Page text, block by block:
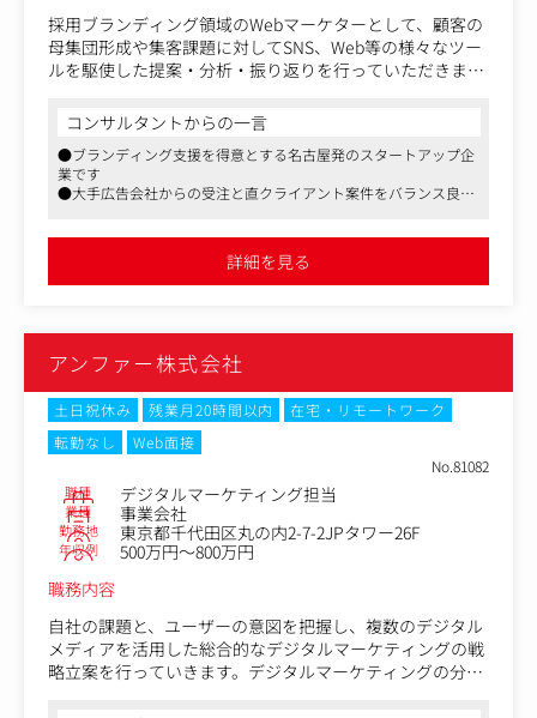
採用ブランディング領域のWebマーケターとして、顧客の
母集団形成や集客課題に対してSNS、Web等の様々なツー
ルを駆使した提案・分析・振り返りを行っていただきま
＜業務詳細＞
・Web広告の企画・運用・改善
・Google Analyticsなどを活用したアクセス解析
・採用サイト・コーポレートサイト・LPの改善提案
・SNSやWEBメディアを活用した集客施策の立案
・クライアントへのレポート作成・改善提案
・採用・広報・ブランディング領域におけるマーケティン
グ戦略の設計
単に数字を見るだけではなく、「なぜ応募につながらない
のか」「どんなメッセージならターゲットに届くのか」
「どの導線を改善すれば成果が上がるのか」を考えなが
ら、クリエイティブとマーケティングの両面から成果を追
求します。
コンサルタントからの一言
●ブランディング支援を得意とする名古屋発のスタートアップ企
業です
●大手広告会社からの受注と直クライアント案件をバランス良く
●代表や役員は地場では有力なプロダクション、代理店を経て加
入した幅広い知見をもつ優秀なディレクターばかりです
詳細を見る
アンファー株式会社
土日祝休み 残業月20時間以内
在宅・リモートワーク
転勤なし
Web面接
No.81082
職種 デジタルマーケティング担当
業種 事業会社
勤務地 東京都千代田区丸の内2-7-2JPタワー26F
年収例
500万円～800万円
職務内容
自社の課題と、ユーザーの意図を把握し、複数のデジタル
メディアを活用した総合的なデジタルマーケティングの戦
略立案を行っていきます。デジタルマーケティングの分析